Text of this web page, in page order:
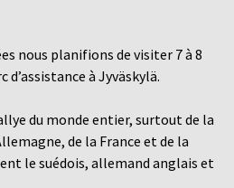
nous planifions de visiter 7 à 8
d’assistance à Jyväskylä.
du monde entier, surtout de la
de la France et de la
le suédois, allemand anglais et